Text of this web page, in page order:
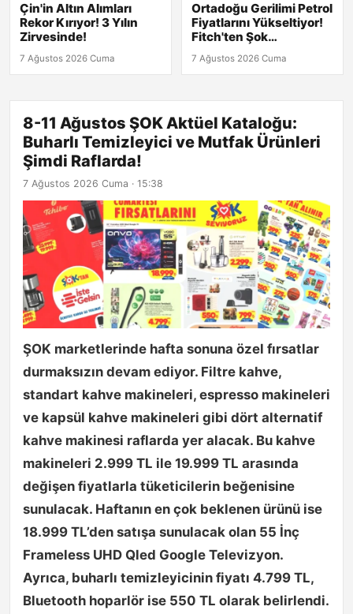
Çin'in Altın Alımları
Rekor Kırıyor! 3 Yılın
Zirvesinde!
7 Ağustos 2026 Cuma
Ortadoğu Gerilimi Petrol
Fiyatlarını Yükseltiyor!
Fitch'ten Şok
Tahminlerle Dolu Analiz
7 Ağustos 2026 Cuma
8-11 Ağustos ŞOK Aktüel Kataloğu:
Buharlı Temizleyici ve Mutfak Ürünleri
Şimdi Raflarda!
7 Ağustos 2026 Cuma · 15:38
ŞOK marketlerinde hafta sonuna özel fırsatlar
durmaksızın devam ediyor. Filtre kahve,
standart kahve makineleri, espresso makineleri
ve kapsül kahve makineleri gibi dört alternatif
kahve makinesi raflarda yer alacak. Bu kahve
makineleri 2.999 TL ile 19.999 TL arasında
değişen fiyatlarla tüketicilerin beğenisine
sunulacak. Haftanın en çok beklenen ürünü ise
18.999 TL’den satışa sunulacak olan 55 İnç
Frameless UHD Qled Google Televizyon.
Ayrıca, buharlı temizleyicinin fiyatı 4.799 TL,
Bluetooth hoparlör ise 550 TL olarak belirlendi.